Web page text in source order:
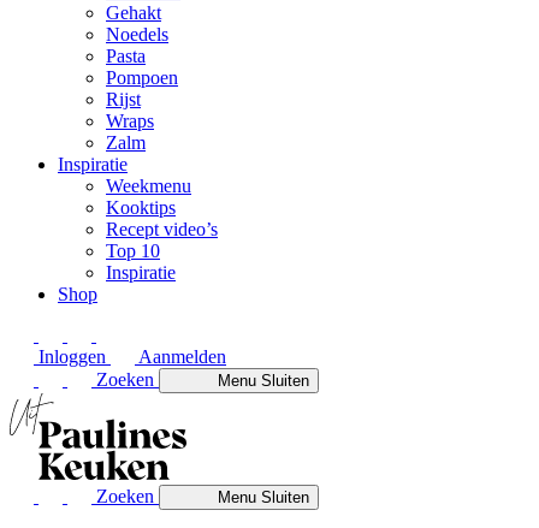
Gehakt
Noedels
Pasta
Pompoen
Rijst
Wraps
Zalm
Inspiratie
Weekmenu
Kooktips
Recept video’s
Top 10
Inspiratie
Shop
Inloggen
Aanmelden
Zoeken
MenuSluiten
Zoeken MenuSluiten